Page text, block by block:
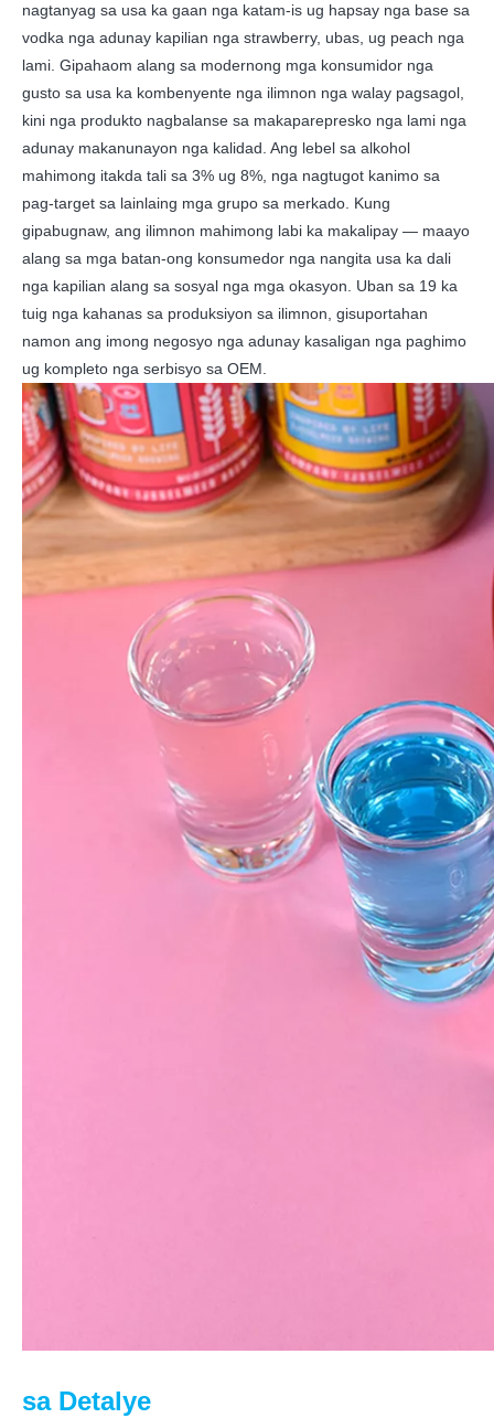
nagtanyag sa usa ka gaan nga katam-is ug hapsay nga base sa
vodka nga adunay kapilian nga strawberry, ubas, ug peach nga
lami. Gipahaom alang sa modernong mga konsumidor nga
gusto sa usa ka kombenyente nga ilimnon nga walay pagsagol,
kini nga produkto nagbalanse sa makaparepresko nga lami nga
adunay makanunayon nga kalidad. Ang lebel sa alkohol
mahimong itakda tali sa 3% ug 8%, nga nagtugot kanimo sa
pag-target sa lainlaing mga grupo sa merkado. Kung
gipabugnaw, ang ilimnon mahimong labi ka makalipay — maayo
alang sa mga batan-ong konsumedor nga nangita usa ka dali
nga kapilian alang sa sosyal nga mga okasyon. Uban sa 19 ka
tuig nga kahanas sa produksiyon sa ilimnon, gisuportahan
namon ang imong negosyo nga adunay kasaligan nga paghimo
ug kompleto nga serbisyo sa OEM.
sa Detalye